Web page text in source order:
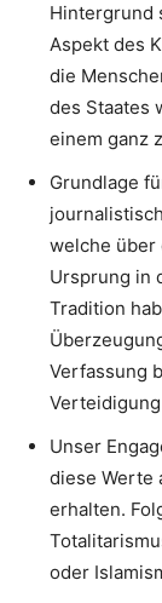
Hintergrund
Aspekt des
die
des Staates
einem ganz
Grundlage
welche über
Ursprung in
Tradition
Verfassung
Unser
diese Werte
erhalten.
oder